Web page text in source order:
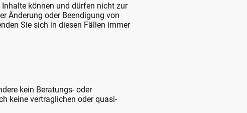
können und dürfen nicht zur
Änderung oder Beendigung von
Sie sich in diesen Fällen immer
kein Beratungs- oder
keine vertraglichen oder quasi-